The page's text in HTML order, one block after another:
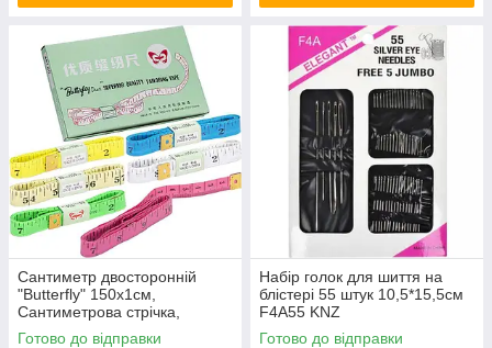
Сантиметр двосторонній
"Butterfly" 150х1см,
Сантиметрова стрічка,
Сантиметр KNZ
Готово до відправки
Набір голок для шиття на
блістері 55 штук 10,5*15,5см
F4A55 KNZ
Готово до відправки